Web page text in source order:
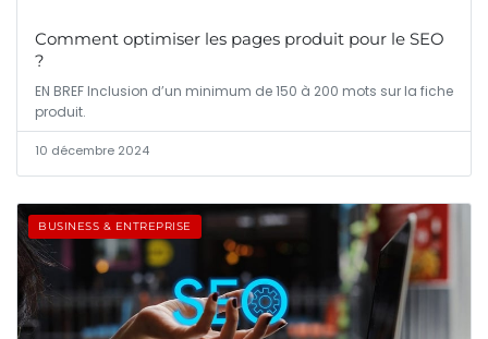
Comment optimiser les pages produit pour le SEO
?
EN BREF Inclusion d’un minimum de 150 à 200 mots sur la fiche
produit.
10 décembre 2024
BUSINESS & ENTREPRISE